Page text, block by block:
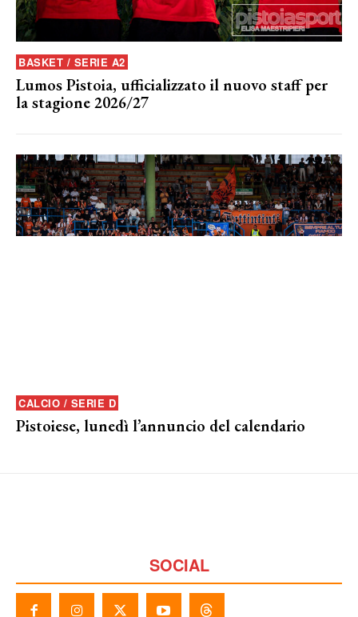
BASKET / SERIE A2
Lumos Pistoia, ufficializzato il nuovo staff per
la stagione 2026/27
CALCIO / SERIE D
Pistoiese, lunedì l’annuncio del calendario
SOCIAL